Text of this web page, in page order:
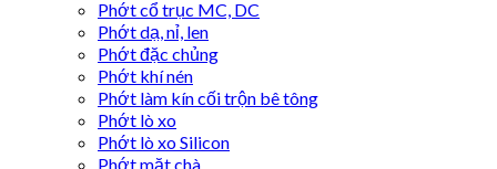
Phớt cổ trục MC, DC
Phớt dạ, nỉ, len
Phớt đặc chủng
Phớt khí nén
Phớt làm kín cối trộn bê tông
Phớt lò xo
Phớt lò xo Silicon
Phớt mặt chà